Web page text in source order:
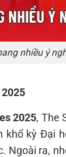
nhiều ý
2025, The
khổ kỳ Đại
Ngoài ra,